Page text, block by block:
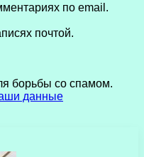
по email.
почтой.
борьбы со спамом.
данные